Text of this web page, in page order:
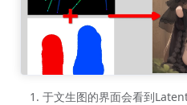
于文生图的界面会看到